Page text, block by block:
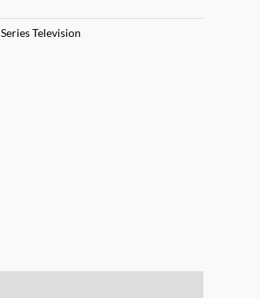
Series Television